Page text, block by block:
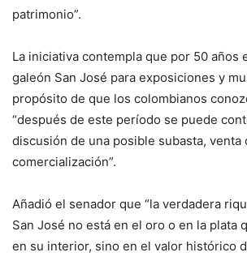
patrimonio”.
La iniciativa contempla que por 50 años
galeón San José para exposiciones y
propósito de que los colombianos
“después de este período se puede
discusión de una posible subasta, venta
comercialización”.
Añadió el senador que “la verdadera
San José no está en el oro o en la plata
en su interior, sino en el valor histórico